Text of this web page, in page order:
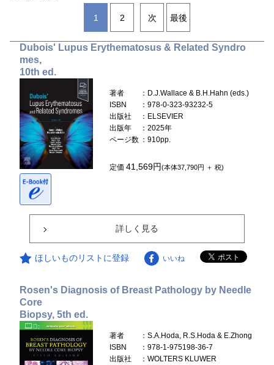
1 2 次 最後
Dubois' Lupus Erythematosus & Related Syndro
mes,
10th ed.
著者
：D.J.Wallace & B.H.Hahn (eds.)
ISBN
：978-0-323-93232-5
出版社
：ELSEVIER
出版年
：2025年
ページ数 ：910pp.
定価41,569円(本体37,790円 ＋ 税)
詳しく見る
ほしいものリストに登録 いいね
Rosen's Diagnosis of Breast Pathology by Needle
Core
Biopsy, 5th ed.
著者
：S.A.Hoda, R.S.Hoda & E.Zhong
ISBN
：978-1-975198-36-7
出版社
：WOLTERS KLUWER